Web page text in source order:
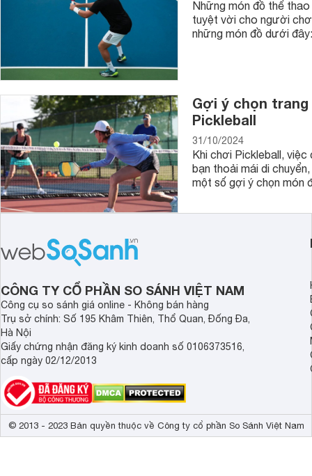
Những món đồ thể
tuyệt vời cho người
những món đồ dưới đây:
Gợi ý chọn
Pickleball
31/10/2024
Khi chơi Pickleball,
bạn thoải mái di
một số gợi ý chọn món
CÔNG TY CỔ PHẦN SO SÁNH VIỆT NAM
Công cụ so sánh giá online - Không bán hàng
Trụ sở chính: Số 195 Khâm Thiên, Thổ Quan, Đống Đa,
Hà Nội
Giấy chứng nhận đăng ký kinh doanh số 0106373516,
cấp ngày 02/12/2013
© 2013 - 2023 Bản quyền thuộc về Công ty cổ phần So Sánh Việt Nam